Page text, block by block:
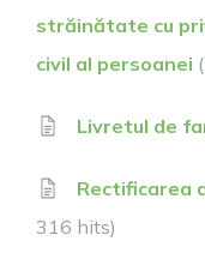
străinătate cu
civil al persoanei
Livretul de
Rectificarea
316 hits)